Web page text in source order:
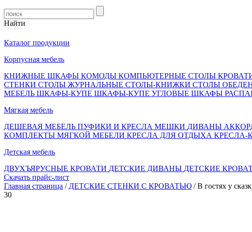
Найти
Каталог продукции
Корпусная мебель
КНИЖНЫЕ ШКАФЫ КОМОДЫ КОМПЬЮТЕРНЫЕ СТОЛЫ
СТЕНКИ СТОЛЫ ЖУРНАЛЬНЫЕ СТОЛЫ-КНИЖКИ СТОЛЫ
МЕБЕЛЬ ШКАФЫ-КУПЕ ШКАФЫ-КУПЕ УГЛОВЫЕ ШКАФЫ
Мягкая мебель
ДЕШЕВАЯ МЕБЕЛЬ ПУФИКИ И КРЕСЛА МЕШКИ ДИВАНЫ
КОМПЛЕКТЫ МЯГКОЙ МЕБЕЛИ КРЕСЛА ДЛЯ ОТДЫХА КРЕСЛА-
Детская мебель
ДВУХЪЯРУСНЫЕ КРОВАТИ ДЕТСКИЕ ДИВАНЫ ДЕТСКИЕ
Скачать прайс-лист
Главная страница / ДЕТСКИЕ СТЕНКИ С КРОВАТЬЮ / В гостях у
30